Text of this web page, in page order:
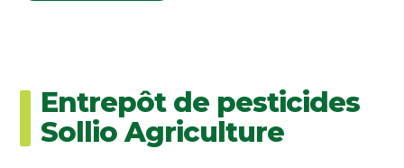
Entrepôt de pesticides
Sollio Agriculture